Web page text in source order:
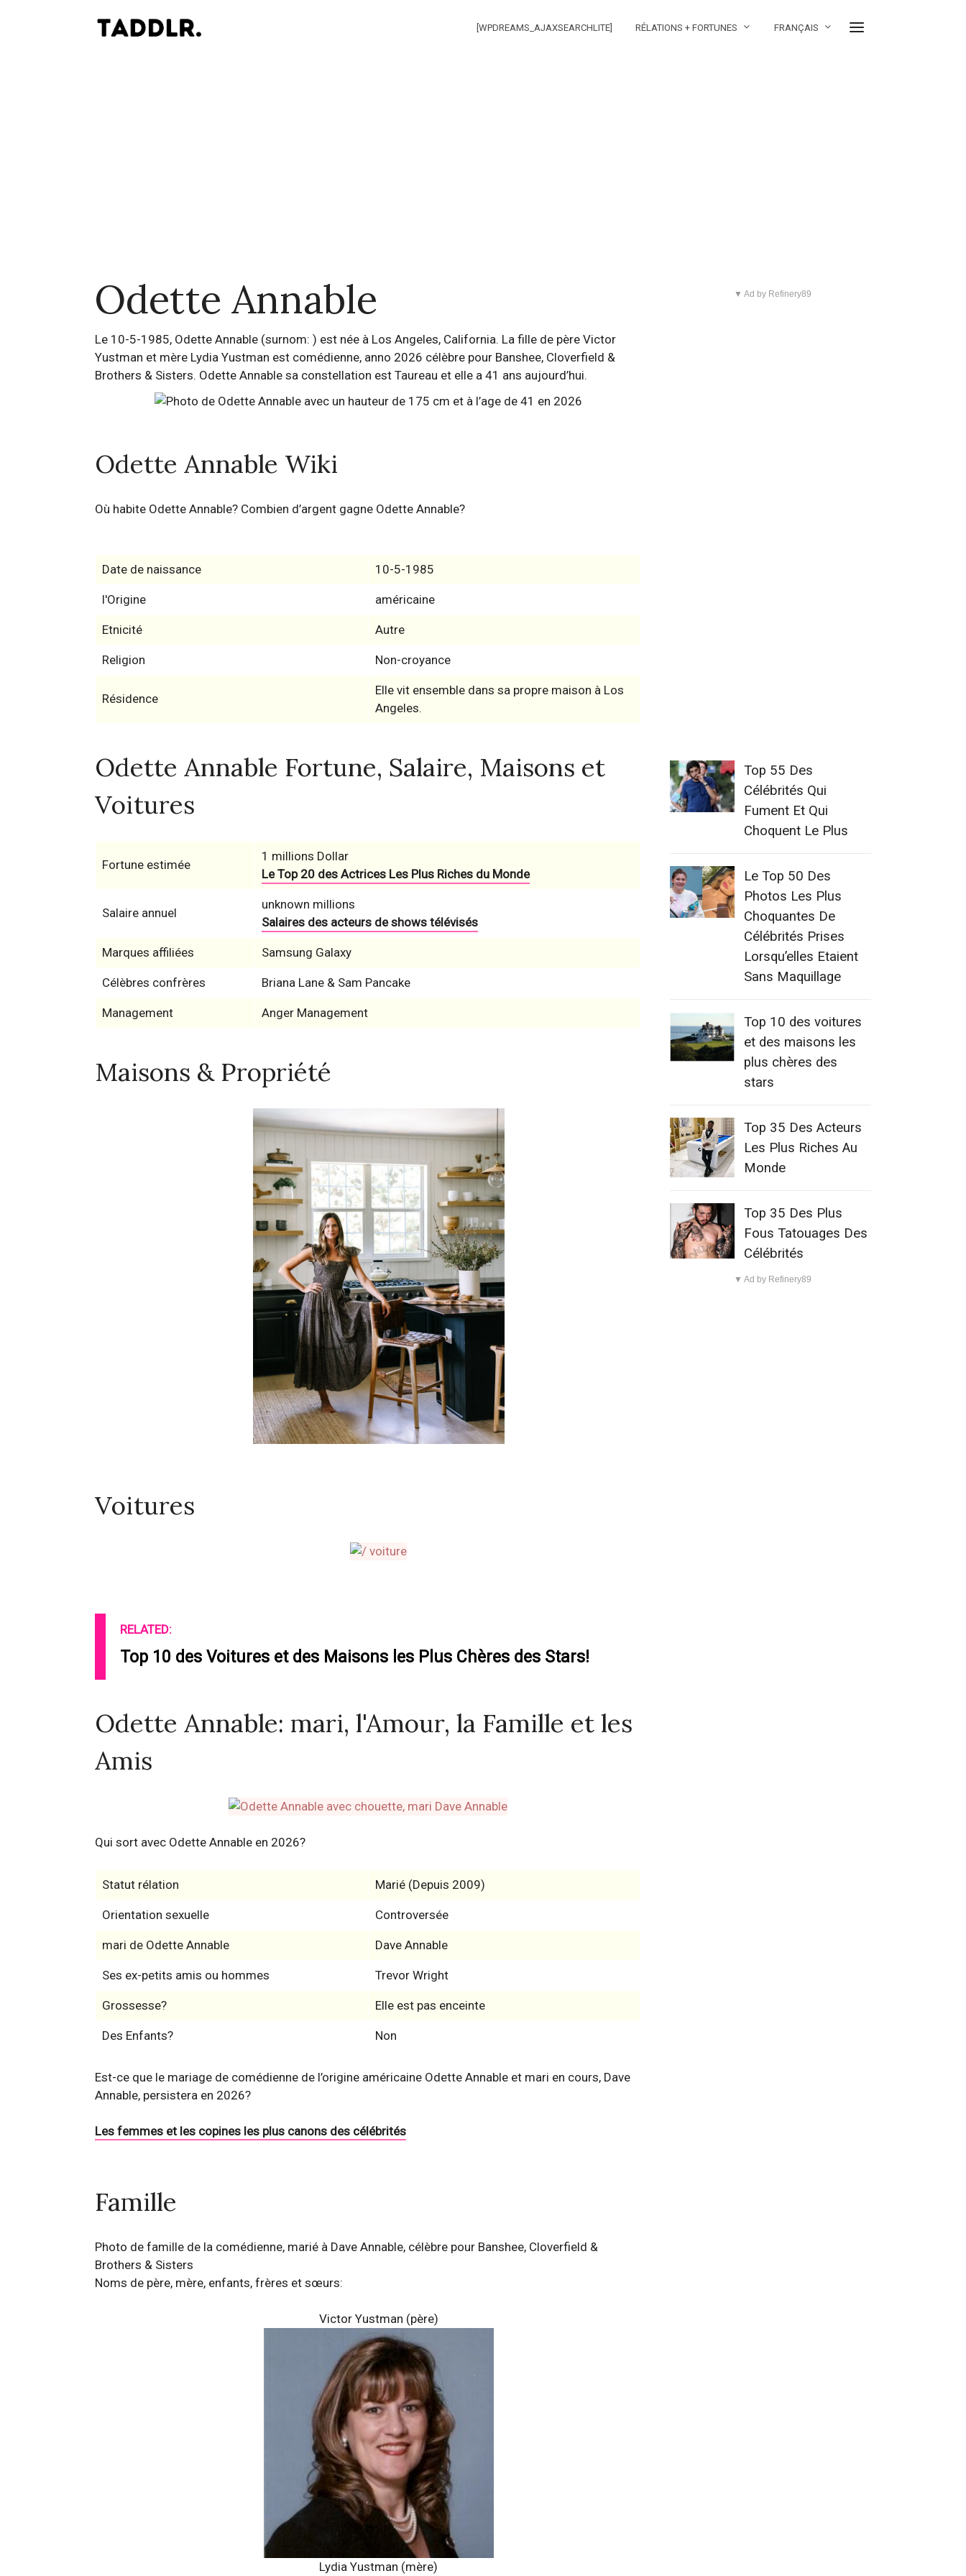
[WPDREAMS_AJAXSEARCHLITE] RÉLATIONS + FORTUNES FRANÇAIS
Odette Annable
Le 10-5-1985, Odette Annable (surnom: ) est née à Los Angeles, California. La fille de père Victor
Yustman et mère Lydia Yustman est comédienne, anno 2026 célèbre pour Banshee, Cloverfield &
Brothers & Sisters. Odette Annable sa constellation est Taureau et elle a 41 ans aujourd’hui.
Odette Annable Wiki
Où habite Odette Annable? Combien d’argent gagne Odette Annable?
Date de naissance 10-5-1985
l'Origine américaine
Etnicité Autre
Religion Non-croyance
Résidence
Elle vit ensemble dans sa propre maison à Los
Angeles.
Odette Annable Fortune, Salaire, Maisons et
Voitures
Fortune estimée
1 millions Dollar
Le Top 20 des Actrices Les Plus Riches du Monde
Salaire annuel
unknown millions
Salaires des acteurs de shows télévisés
Marques affiliées Samsung Galaxy
Célèbres confrères Briana Lane & Sam Pancake
Management Anger Management
Maisons & Propriété
Voitures
RELATED:
Top 10 des Voitures et des Maisons les Plus Chères des Stars!
Odette Annable: mari, l'Amour, la Famille et les
Amis
Qui sort avec Odette Annable en 2026?
Statut rélation Marié (Depuis 2009)
Orientation sexuelle Controversée
mari de Odette Annable Dave Annable
Ses ex-petits amis ou hommes Trevor Wright
Grossesse? Elle est pas enceinte
Des Enfants? Non
Est-ce que le mariage de comédienne de l’origine américaine Odette Annable et mari en cours, Dave
Annable, persistera en 2026?
Les femmes et les copines les plus canons des célébrités
Famille
Photo de famille de la comédienne, marié à Dave Annable, célèbre pour Banshee, Cloverfield &
Brothers & Sisters
Noms de père, mère, enfants, frères et sœurs:
Victor Yustman (père)
Lydia Yustman (mère)
▼ Ad by Refinery89
Top 55 Des
Célébrités Qui
Fument Et Qui
Choquent Le Plus
Le Top 50 Des
Photos Les Plus
Choquantes De
Célébrités Prises
Lorsqu’elles Etaient
Sans Maquillage
Top 10 des voitures
et des maisons les
plus chères des
stars
Top 35 Des Acteurs
Les Plus Riches Au
Monde
Top 35 Des Plus
Fous Tatouages Des
Célébrités
▼ Ad by Refinery89